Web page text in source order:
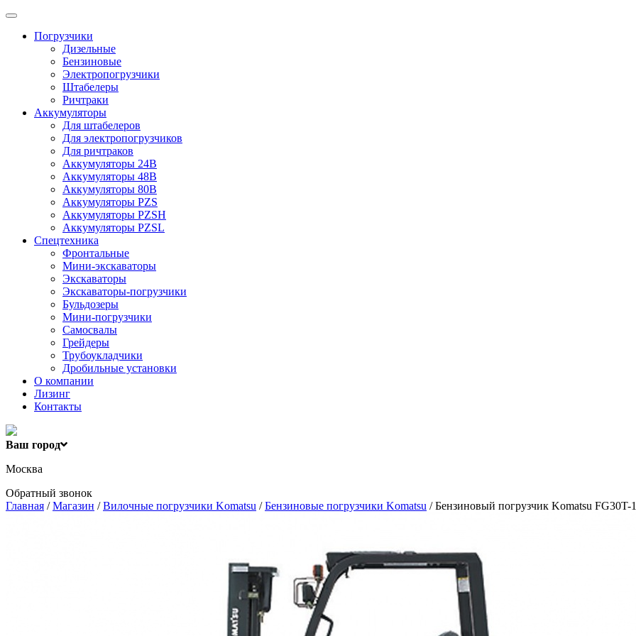
Погрузчики
Дизельные
Бензиновые
Электропогрузчики
Штабелеры
Ричтраки
Аккумуляторы
Для штабелеров
Для электропогрузчиков
Для ричтраков
Аккумуляторы 24В
Аккумуляторы 48В
Аккумуляторы 80В
Аккумуляторы PZS
Аккумуляторы PZSH
Аккумуляторы PZSL
Спецтехника
Фронтальные
Мини-экскаваторы
Экскаваторы
Экскаваторы-погрузчики
Бульдозеры
Мини-погрузчики
Самосвалы
Грейдеры
Трубоукладчики
Дробильные установки
О компании
Лизинг
Контакты
Ваш город
Москва
Обратный звонок
Главная /Магазин /Вилочные погрузчики Komatsu /Бензиновые погрузчики Komatsu / Бензиновый погрузчик Komatsu FG30T-